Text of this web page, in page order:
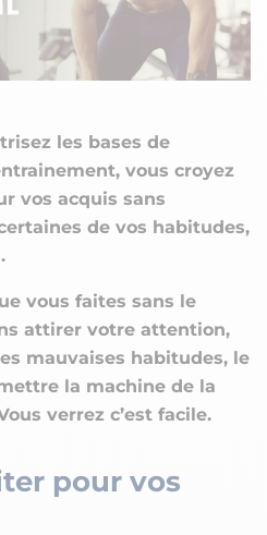
les bases de
vous croyez
vos acquis sans
de vos habitudes,
vous faites sans le
attirer votre attention,
mauvaises habitudes, le
la machine de la
verrez c’est facile.
pour vos